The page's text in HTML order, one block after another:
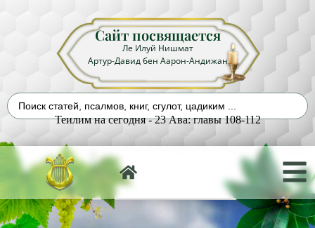
Сайт посвящается
Ле Илуй Нишмат
Артур-Давид бен Аарон-Андижан
Теилим на сегодня - 23 Ава: главы 108-112